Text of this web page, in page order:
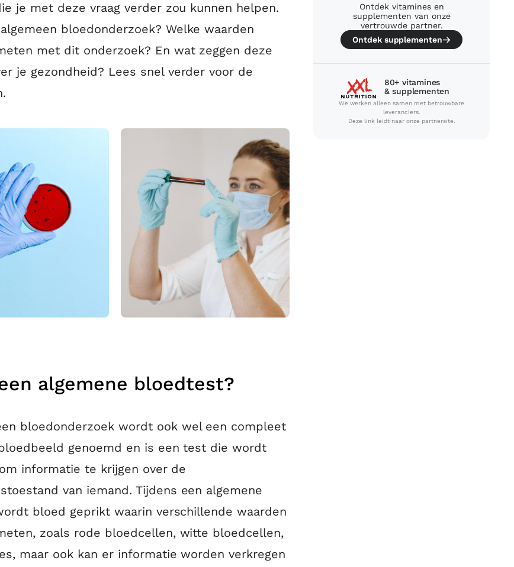
je met deze vraag verder zou kunnen helpen.
algemeen bloedonderzoek? Welke waarden
met dit onderzoek? En wat zeggen deze
je gezondheid? Lees snel verder voor de
algemene bloedtest?
bloedonderzoek wordt ook wel een compleet
genoemd en is een test die wordt
informatie te krijgen over de
van iemand. Tijdens een algemene
bloed geprikt waarin verschillende waarden
zoals rode bloedcellen, witte bloedcellen,
maar ook kan er informatie worden verkregen
Ontdek vitamines en
supplementen van onze
vertrouwde partner.
Ontdek supplementen
80+ vitamines
& supplementen
We werken alleen samen met betrouwbare
leveranciers.
Deze link leidt naar onze partnersite.